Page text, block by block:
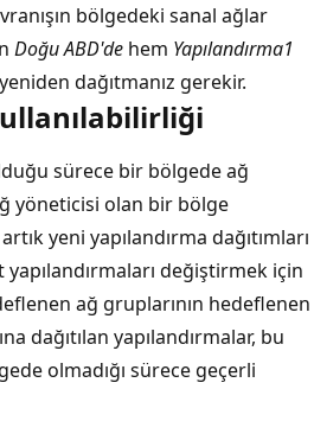
bölgedeki sanal ağlar
Doğu ABD'de hem Yapılandırma1
dağıtmanız gerekir.
sürece bir bölgede ağ
yöneticisi olan bir bölge
yeni yapılandırma dağıtımları
değiştirmek için
ağ gruplarının hedeflenen
dağıtılan yapılandırmalar, bu
olmadığı sürece geçerli